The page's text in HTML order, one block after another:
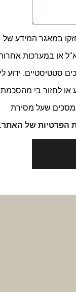
במאגר המידע של
או במערכות אחרות,
ידוע לי
בי מהסכמתי
שעל מסירת
של האתר.